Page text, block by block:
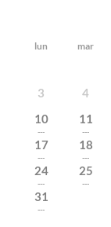
lun mar
3
4
10
---
11
---
17
---
18
---
24
---
25
---
31
---